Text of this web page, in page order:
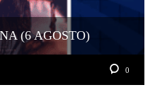
(6 AGOSTO)
0